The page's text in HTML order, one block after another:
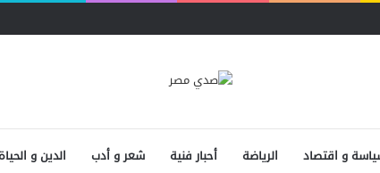
و اقتصاد الرياضة أحبار فنية شعر و أدب الدين و الحياة